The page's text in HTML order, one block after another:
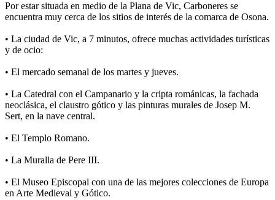
Por estar situada en medio de la Plana de Vic, Carboneres se
encuentra muy cerca de los sitios de interés de la comarca de Osona.
• La ciudad de Vic, a 7 minutos, ofrece muchas actividades turísticas
y de ocio:
• El mercado semanal de los martes y jueves.
• La Catedral con el Campanario y la cripta románicas, la fachada
neoclásica, el claustro gótico y las pinturas murales de Josep M.
Sert, en la nave central.
• El Templo Romano.
• La Muralla de Pere III.
• El Museo Episcopal con una de las mejores colecciones de Europa
en Arte Medieval y Gótico.